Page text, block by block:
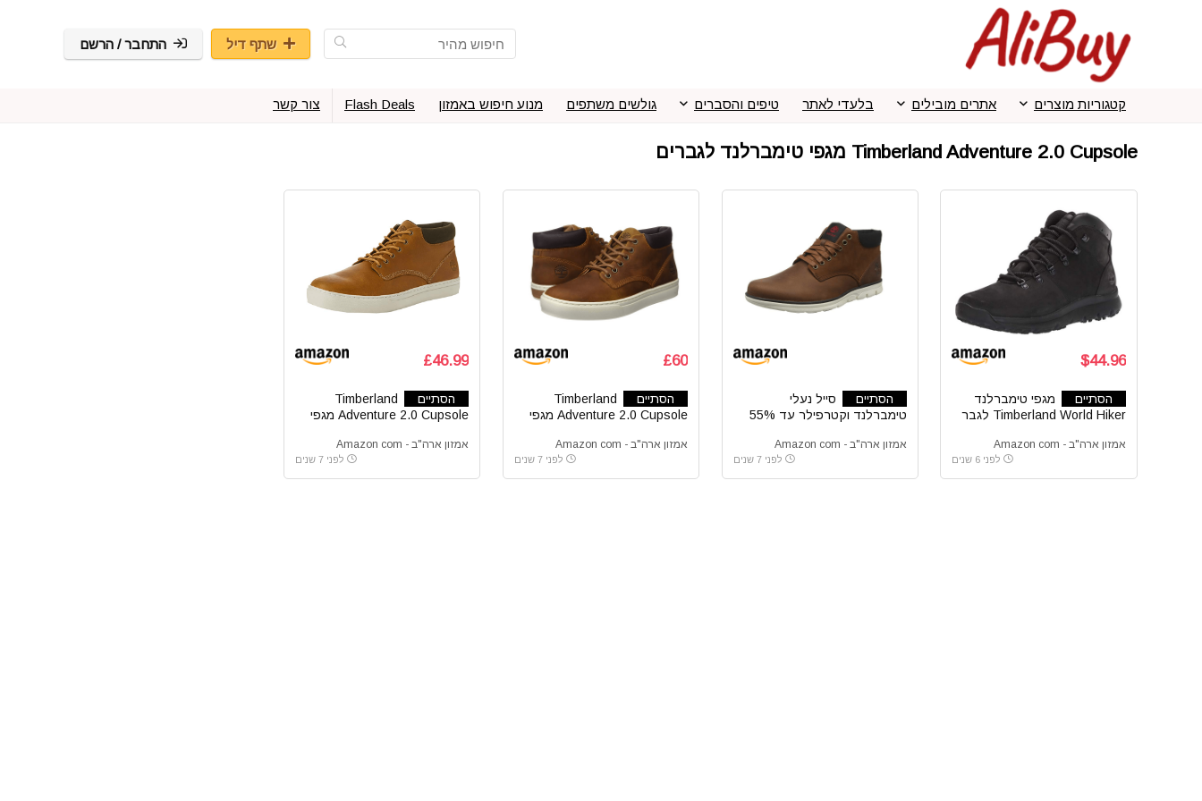
שתף דיל התחבר / הרשם
קטגוריות מוצרים אתרים מובילים בלעדי לאתר טיפים והסברים גולשים משתפים מנוע חיפוש באמזון Flash Deals צור קשר
Timberland Adventure 2.0 Cupsole מגפי טימברלנד לגברים
$44.96
הסתיים
מגפי טימברלנד
Timberland World Hiker לגבר
אמזון ארה"ב - Amazon com
לפני 6 שנים
הסתיים
סייל נעלי
טימברלנד וקטרפילר עד 55%
אמזון ארה"ב - Amazon com
לפני 7 שנים
£60
הסתיים
Timberland
Adventure 2.0 Cupsole מגפי
אמזון ארה"ב - Amazon com
לפני 7 שנים
£46.99
הסתיים
Timberland
Adventure 2.0 Cupsole מגפי
אמזון ארה"ב - Amazon com
לפני 7 שנים